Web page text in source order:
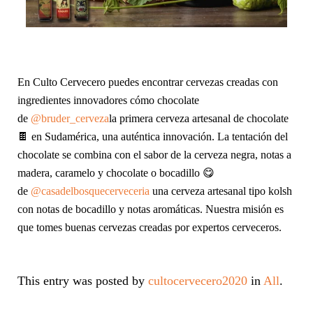
En Culto Cervecero puedes encontrar cervezas creadas con
ingredientes innovadores cómo chocolate
de @bruder_cervezala primera cerveza artesanal de chocolate
🍫 en Sudamérica, una auténtica innovación. La tentación del
chocolate se combina con el sabor de la cerveza negra, notas a
madera, caramelo y chocolate o bocadillo 😋
de @casadelbosquecerveceria una cerveza artesanal tipo kolsh
con notas de bocadillo y notas aromáticas. Nuestra misión es
que tomes buenas cervezas creadas por expertos cerveceros.
This entry was posted by cultocervecero2020 in All.